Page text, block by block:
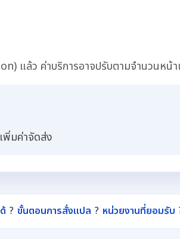
แล้ว ค่าบริการอาจปรับตามจำนวนหน้า
พิ่มค่าจัดส่ง
? ขั้นตอนการสั่งแปล ? หน่วยงานที่ยอมรับ